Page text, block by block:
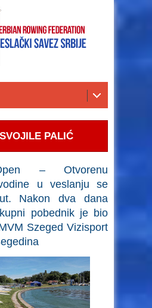
PALIĆ
– Otvorenu
u veslanju se
Nakon dva dana
pobednik je bio
Szeged Vizisport